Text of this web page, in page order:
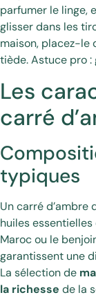
parfumer le linge,
glisser dans les
maison, placez-le
tiède. Astuce pro
Les
carré
typiques
Un carré d’ambre
huiles
Maroc ou le
garantissent une
La sélection de
la richesse de la